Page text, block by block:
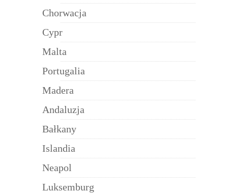
Chorwacja
Cypr
Malta
Portugalia
Madera
Andaluzja
Bałkany
Islandia
Neapol
Luksemburg